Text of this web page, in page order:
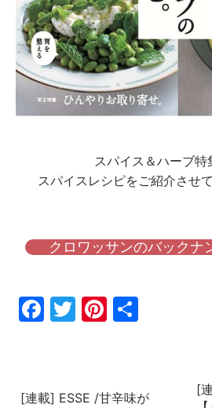
スパイス＆ハーブ特
スパイスレシピをご紹介させ
クロワッサンのバックナ
Fac
Twi
Pin
[連載] ESSE /甘辛味が
[